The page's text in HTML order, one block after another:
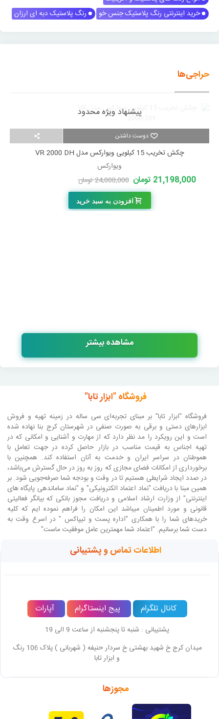
خرید اینترنتی رنگ پلاستیک جنس خو
رنگ پلاستیک دبه ای ارزان
حراجی‌ها
دوست داشتن
پیشنهاد ویژه محدود
چکش تخریب 15 کیلویی ویوارکس مدل VR 2000 DH
ویوارکس
21,198,000 تومان 24,000,000 تومان
افزودن به سبد خرید
مشاهده بیشتر
فروشگاه "ابزار تابا"
فروشگاه "ابزار تابا"بر مبنای تجربه‌ای سی ساله در زمینه تهیه و فروش
ابزارهای دستی و برقی به صورت صنفی در شهرستان کرج بنا نهاده شده
است و این رویکرد را مد نظر دارد که از مهارت و آشنایی و امکانی که در
تهیه اجناس به قیمت مناسب در بازار حاصل کرده در جهت تعامل با
هموطنان در سراسر ایران و خدمت به آنان استفاده کند. همچنین با
برخورداری از امکانات فضای مجازی که روز به روز در حال گسترش می‌باشد،
در صدد ایجاد شرایطی هستیم تا در وقت و بودجه شما صرفه‌جویی شود. بر
همین مبنا با دریافت "نماد اعتماد الکترونیکی" و "نماد ساماندهی پایگاه های
اینترنتی" از وزارت ارشاد اسلامی و دریافت مجوز بانکی که بیانگر فعالیتی
قانونی و مورد اطمینان میباشد این امکان را فراهم نموده ایم که کلیه
خریدهای شما را با همکاری "اداره پست و تیپاکس " در اسرع وقت به
دست شما برسانیم. "اعتماد شما مهمترین عامل موفقیت ماست"
اطلاعات تماس و پشتیبانی
کانال تلگرام پیج اینستاگرام آپارات
پشتیبانی : شنبه تا پنجشنبه از ساعت 9 الی 19
میدان کرج خ شهید بهشتی خ سردار حنیفه ( شهربانی ) پلاک 106 رنگ
و ابزار تابا
مجوزها